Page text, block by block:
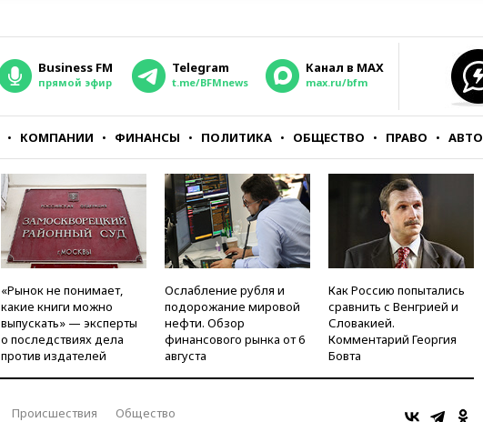
Business FM
прямой эфир
Telegram
t.me/BFMnews
Канал в MAX
max.ru/bfm
КОМПАНИИ ФИНАНСЫ ПОЛИТИКА ОБЩЕСТВО ПРАВО АВТО
«Рынок не понимает,
какие книги можно
выпускать» — эксперты
о последствиях дела
против издателей
Ослабление рубля и
подорожание мировой
нефти. Обзор
финансового рынка от 6
августа
Как Россию попытались
сравнить с Венгрией и
Словакией.
Комментарий Георгия
Бовта
Происшествия Общество